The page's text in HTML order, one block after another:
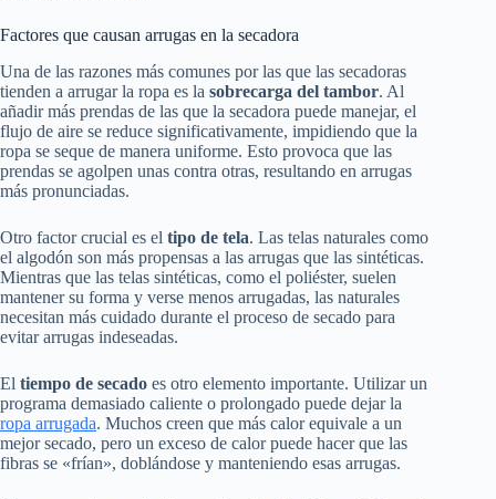
Factores que causan arrugas en la secadora
Una de las razones más comunes por las que las secadoras
tienden a arrugar la ropa es la sobrecarga del tambor. Al
añadir más prendas de las que la secadora puede manejar, el
flujo de aire se reduce significativamente, impidiendo que la
ropa se seque de manera uniforme. Esto provoca que las
prendas se agolpen unas contra otras, resultando en arrugas
más pronunciadas.
Otro factor crucial es el tipo de tela. Las telas naturales como
el algodón son más propensas a las arrugas que las sintéticas.
Mientras que las telas sintéticas, como el poliéster, suelen
mantener su forma y verse menos arrugadas, las naturales
necesitan más cuidado durante el proceso de secado para
evitar arrugas indeseadas.
El tiempo de secado es otro elemento importante. Utilizar un
programa demasiado caliente o prolongado puede dejar la
ropa arrugada. Muchos creen que más calor equivale a un
mejor secado, pero un exceso de calor puede hacer que las
fibras se «frían», doblándose y manteniendo esas arrugas.